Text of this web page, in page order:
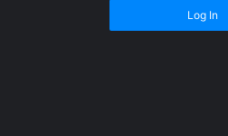
Log In